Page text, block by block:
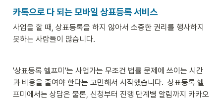
카톡으로 다 되는 모바일 상표등록 서비스
사업을 할 때, 상표등록을 하지 않아서 소중한 권리를 행사하지
못하는 사람들이 많습니다.
'상표등록 헬프미'는 사업가는 무조건 법률 문제에 쓰이는 시간
과 비용을 줄여야 한다는 고민해서 시작했습니다.  상표등록 헬
프미에서는 상담은 물론, 신청부터 진행 단계별 알림까지 카카오